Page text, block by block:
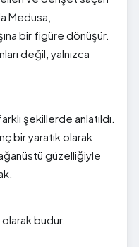
Medusa,
bir figüre dönüşür.
değil, yalnızca
şekillerde anlatıldı.
bir yaratık olarak
güzelliğiyle
budur.